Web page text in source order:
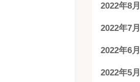
2022年8月
2022年7月
2022年6月
2022年5月